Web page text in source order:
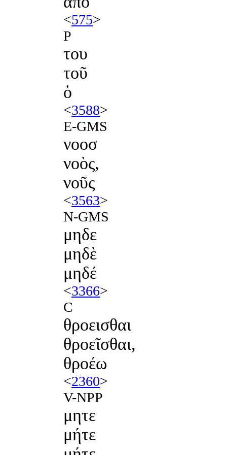
<575>
P
του
τοῦ
ὁ
<3588>
E-GMS
νοοσ
νοὸς,
νοῦς
<3563>
N-GMS
μηδε
μηδὲ
μηδέ
<3366>
C
θροεισθαι
θροεῖσθαι,
θροέω
<2360>
V-NPP
μητε
μήτε